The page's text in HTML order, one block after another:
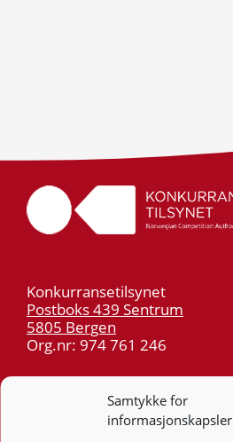
Samtykke for
informasjonskapsler
Konkurransetilsynet
Postboks 439 Sentrum
5805 Bergen
Org.nr: 974 761 246
55 59 75 00
post@kt.no